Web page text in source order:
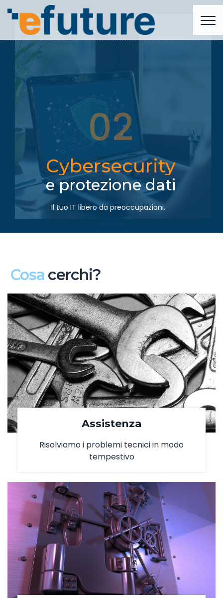
e protezione dati
Il tuo IT libero da preoccupazioni.
Cybersecurity
02
Cosa cerchi?
Assistenza
Risolviamo i problemi tecnici in modo
tempestivo